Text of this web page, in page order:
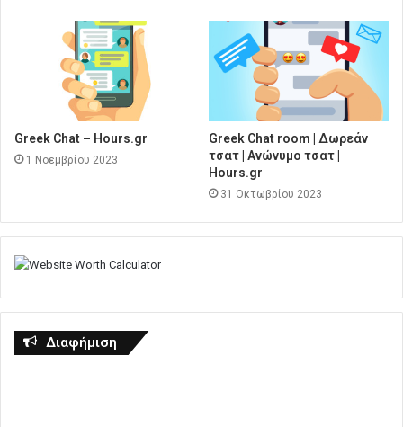
Greek Chat – Hours.gr
1 Νοεμβρίου 2023
Greek Chat room | Δωρεάν
τσατ | Ανώνυμο τσατ |
Hours.gr
31 Οκτωβρίου 2023
Διαφήμιση